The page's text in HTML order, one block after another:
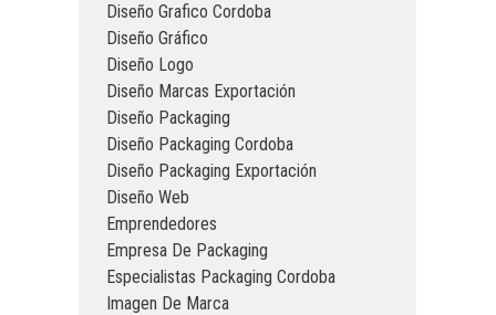
Diseño Grafico Cordoba
Diseño Gráfico
Diseño Logo
Diseño Marcas Exportación
Diseño Packaging
Diseño Packaging Cordoba
Diseño Packaging Exportación
Diseño Web
Emprendedores
Empresa De Packaging
Especialistas Packaging Cordoba
Imagen De Marca